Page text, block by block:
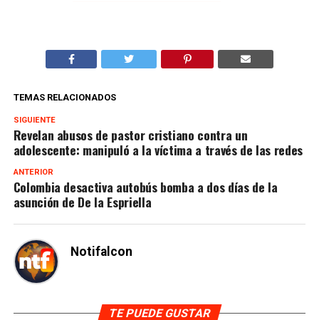
TEMAS RELACIONADOS
SIGUIENTE
Revelan abusos de pastor cristiano contra un
adolescente: manipuló a la víctima a través de las redes
ANTERIOR
Colombia desactiva autobús bomba a dos días de la
asunción de De la Espriella
Notifalcon
TE PUEDE GUSTAR